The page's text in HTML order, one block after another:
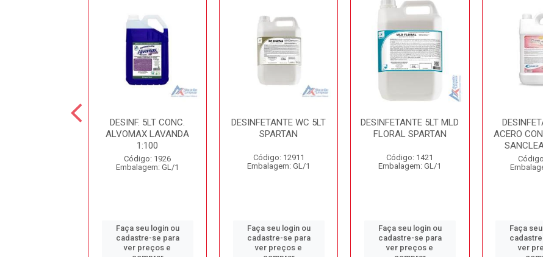
DESINF. 5LT CONC.
ALVOMAX LAVANDA
1:100
Código: 1926
Embalagem: GL/1
Faça seu login ou
cadastre-se para
ver preços e
DESINFETANTE WC 5LT
SPARTAN
Código: 12911
Embalagem: GL/1
Faça seu login ou
cadastre-se para
ver preços e
DESINFETANTE 5LT MLD
FLORAL SPARTAN
Código: 1421
Embalagem: GL/1
Faça seu login ou
cadastre-se para
ver preços e
ACERO
Faça
ver